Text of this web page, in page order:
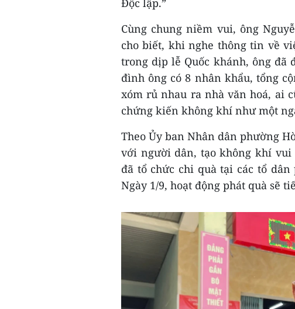
Cùng chung niềm vui, ông
cho biết, khi nghe thông tin về
trong dịp lễ Quốc khánh, ông đã
đình ông có 8 nhân khẩu, tổng
xóm rủ nhau ra nhà văn hoá, ai
chứng kiến không khí như một
Theo Ủy ban Nhân dân phường
với người dân, tạo không khí
đã tổ chức chi quà tại các tổ dân
Ngày 1/9, hoạt động phát quà sẽ